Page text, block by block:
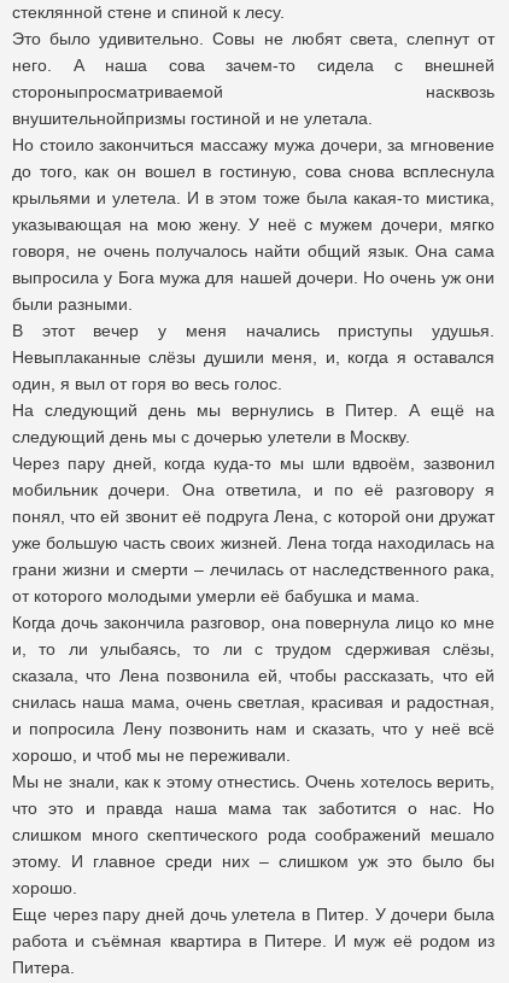
стеклянной стене и спиной к лесу.
Это было удивительно. Совы не любят света, слепнут от
него. А наша сова зачем-то сидела с внешней
стороныпросматриваемой насквозь
внушительнойпризмы гостиной и не улетала.
Но стоило закончиться массажу мужа дочери, за мгновение
до того, как он вошел в гостиную, сова снова всплеснула
крыльями и улетела. И в этом тоже была какая-то мистика,
указывающая на мою жену. У неё с мужем дочери, мягко
говоря, не очень получалось найти общий язык. Она сама
выпросила у Бога мужа для нашей дочери. Но очень уж они
были разными.
В этот вечер у меня начались приступы удушья.
Невыплаканные слёзы душили меня, и, когда я оставался
один, я выл от горя во весь голос.
На следующий день мы вернулись в Питер. А ещё на
следующий день мы с дочерью улетели в Москву.
Через пару дней, когда куда-то мы шли вдвоём, зазвонил
мобильник дочери. Она ответила, и по её разговору я
понял, что ей звонит её подруга Лена, с которой они дружат
уже большую часть своих жизней. Лена тогда находилась на
грани жизни и смерти – лечилась от наследственного рака,
от которого молодыми умерли её бабушка и мама.
Когда дочь закончила разговор, она повернула лицо ко мне
и, то ли улыбаясь, то ли с трудом сдерживая слёзы,
сказала, что Лена позвонила ей, чтобы рассказать, что ей
снилась наша мама, очень светлая, красивая и радостная,
и попросила Лену позвонить нам и сказать, что у неё всё
хорошо, и чтоб мы не переживали.
Мы не знали, как к этому отнестись. Очень хотелось верить,
что это и правда наша мама так заботится о нас. Но
слишком много скептического рода соображений мешало
этому. И главное среди них – слишком уж это было бы
хорошо.
Еще через пару дней дочь улетела в Питер. У дочери была
работа и съёмная квартира в Питере. И муж её родом из
Питера.